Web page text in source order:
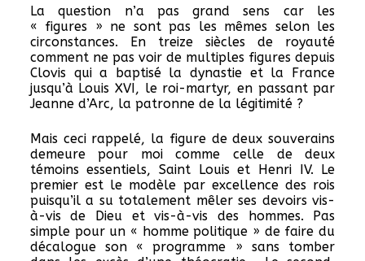
La question n’a pas grand sens car les
« figures » ne sont pas les mêmes selon les
circonstances. En treize siècles de royauté
comment ne pas voir de multiples figures depuis
Clovis qui a baptisé la dynastie et la France
jusqu’à Louis XVI, le roi-martyr, en passant par
Jeanne d’Arc, la patronne de la légitimité ?
Mais ceci rappelé, la figure de deux souverains
demeure pour moi comme celle de deux
témoins essentiels, Saint Louis et Henri IV. Le
premier est le modèle par excellence des rois
puisqu’il a su totalement mêler ses devoirs vis-
à-vis de Dieu et vis-à-vis des hommes. Pas
simple pour un « homme politique » de faire du
décalogue son « programme » sans tomber